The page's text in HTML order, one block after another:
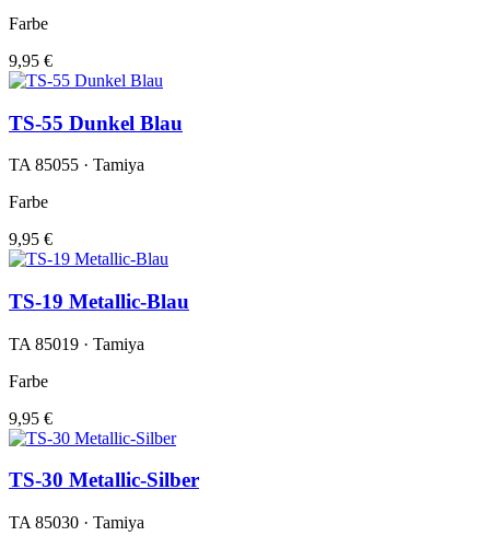
Farbe
9,95 €
TS-55 Dunkel Blau
TA 85055 · Tamiya
Farbe
9,95 €
TS-19 Metallic-Blau
TA 85019 · Tamiya
Farbe
9,95 €
TS-30 Metallic-Silber
TA 85030 · Tamiya